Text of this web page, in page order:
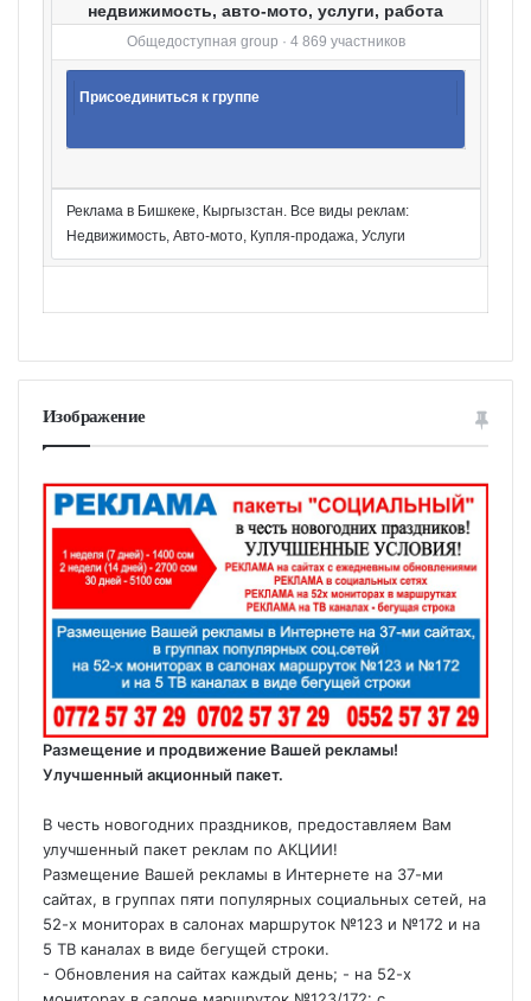
недвижимость, авто-мото, услуги, работа
Общедоступная group · 4 869 участников
Присоединиться к группе
Реклама в Бишкеке, Кыргызстан. Все виды реклам:
Недвижимость, Авто-мото, Купля-продажа, Услуги
Изображение
Размещение и продвижение Вашей рекламы!
Улучшенный акционный пакет.
В честь новогодних праздников, предоставляем Вам
улучшенный пакет реклам по АКЦИИ!
Размещение Вашей рекламы в Интернете на 37-ми
сайтах, в группах пяти популярных социальных сетей, на
52-х мониторах в салонах маршруток №123 и №172 и на
5 ТВ каналах в виде бегущей строки.
- Обновления на сайтах каждый день; - на 52-х